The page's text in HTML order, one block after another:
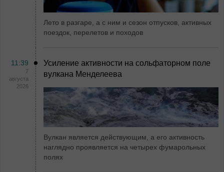
Лето в разгаре, а с ним и сезон отпусков, активных
поездок, перелетов и походов
11:39
7
августа
2026
Усиление активности на сольфаторном поле
вулкана Менделеева
Вулкан является действующим, а его активность
наглядно проявляется на четырех фумарольных
полях